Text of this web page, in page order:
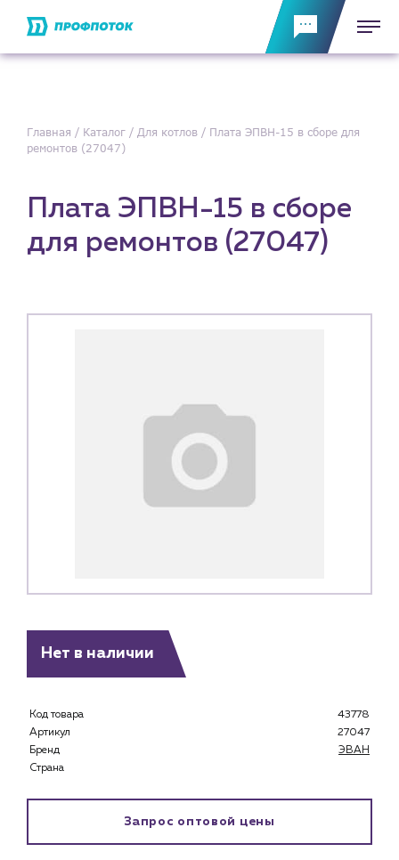
Снабженцам и подрядным организациям
Монтажным бригадам
Главная Каталог Для котлов
Плата ЭПВН-15 в сборе для
ремонтов (27047)
Плата ЭПВН-15 в сборе
для ремонтов (27047)
Нет в наличии
Код товара
43778
Артикул
27047
Бренд
ЭВАН
Страна
Запрос оптовой цены